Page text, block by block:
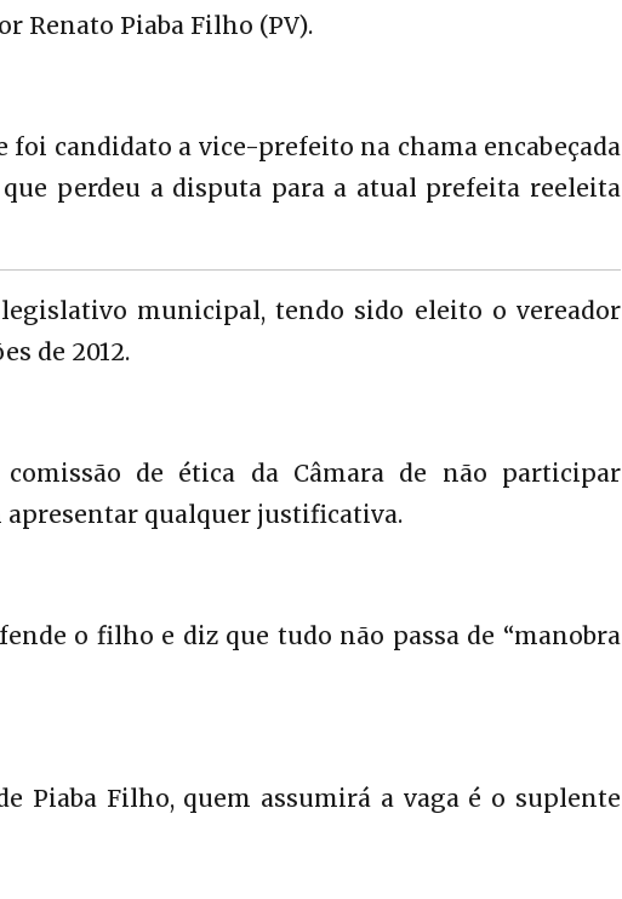
Renato Piaba Filho (PV).
foi candidato a vice-prefeito na chama encabeçada
que perdeu a disputa para a atual prefeita reeleita
municipal, tendo sido eleito o vereador
de 2012.
de ética da Câmara de não participar
apresentar qualquer justificativa.
o filho e diz que tudo não passa de “manobra
Piaba Filho, quem assumirá a vaga é o suplente